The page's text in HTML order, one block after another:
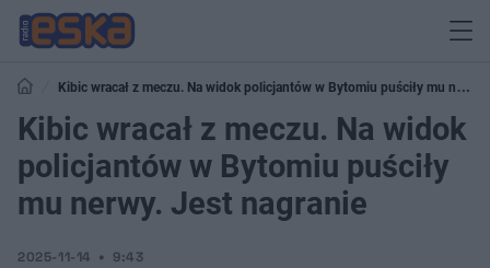
Kibic wracał z meczu. Na widok policjantów w Bytomiu puściły mu nerwy.
Jest nagranie
Kibic wracał z meczu. Na widok
policjantów w Bytomiu puściły
mu nerwy. Jest nagranie
2025-11-14 9:43